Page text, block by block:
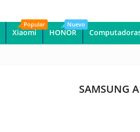
Xiaomi
Popular
HONOR
Nuevo
SAMSUNG